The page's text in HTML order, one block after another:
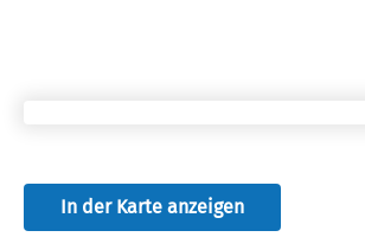
In der Karte anzeigen